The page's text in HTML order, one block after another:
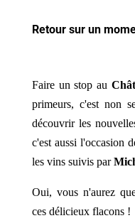
Retour sur un
Faire un stop au
primeurs, c'est non
découvrir les
c'est aussi l'occasion
les vins suivis par
Oui, vous n'aurez
ces délicieux flacons !